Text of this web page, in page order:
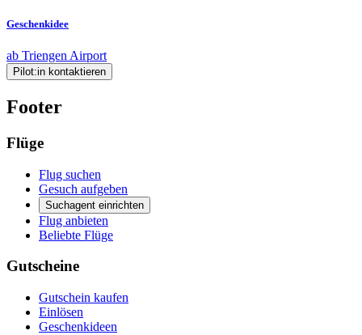
Geschenkidee
ab Triengen Airport
Pilot:in kontaktieren
Footer
Flüge
Flug suchen
Gesuch aufgeben
Suchagent einrichten
Flug anbieten
Beliebte Flüge
Gutscheine
Gutschein kaufen
Einlösen
Geschenkideen